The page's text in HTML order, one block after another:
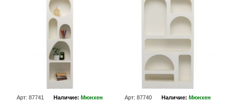
Арт: 87741 Наличие: Мюнхен Арт: 87740 Наличие: Мюнхен